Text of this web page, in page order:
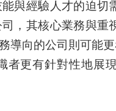
與經驗人才的迫切
，其核心業務與重
導向的公司則可能更
者更有針對性地展